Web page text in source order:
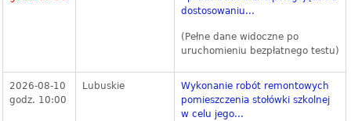
dostosowaniu...
(Pełne dane widoczne po
uruchomieniu bezpłatnego testu)
2026-08-10
godz. 10:00
Lubuskie
Wykonanie robót remontowych
pomieszczenia stołówki szkolnej
w celu jego...